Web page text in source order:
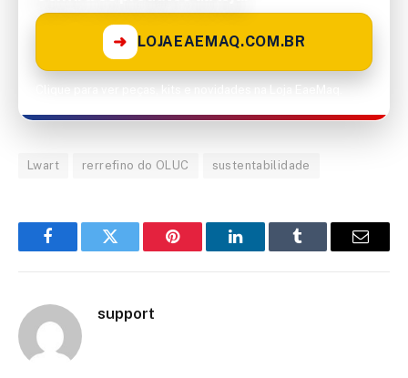
➜ LOJAEAEMAQ.COM.BR
Lwart rerrefino do OLUC sustentabilidade
FacebookTwitter Pinterest LinkedInTumblr Email
support